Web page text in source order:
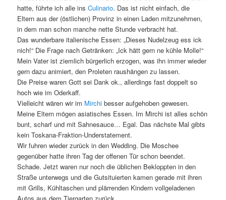
hatte, führte ich alle insCulinario. Das ist nicht einfach, die
Eltern aus der (östlichen) Provinz in einen Laden mitzunehmen,
in dem man schon manche nette Stunde verbracht hat.
Das wunderbare italienische Essen: „Dieses Nudelzeug ess ick
nich!“ Die Frage nach Getränken: „Ick hätt gern ne kühle Molle!“
Mein Vater ist ziemlich bürgerlich erzogen, was ihn immer wieder
gern dazu animiert, den Proleten raushängen zu lassen.
Die Preise waren Gott sei Dank ok., allerdings fast doppelt so
hoch wie im Oderkaff.
Vielleicht wären wir im Mirchi besser aufgehoben gewesen.
Meine Eltern mögen asiatisches Essen. Im Mirchi ist alles schön
bunt, scharf und mit Sahnesauce… Egal. Das nächste Mal gibts
kein Toskana-Fraktion-Understatement.
Wir fuhren wieder zurück in den Wedding. Die Moschee
gegenüber hatte ihren Tag der offenen Tür schon beendet.
Schade. Jetzt waren nur noch die üblichen Bekloppten in den
Straße unterwegs und die Gutsituierten kamen gerade mit ihren
mit Grills, Kühltaschen und plärrenden Kindern vollgeladenen